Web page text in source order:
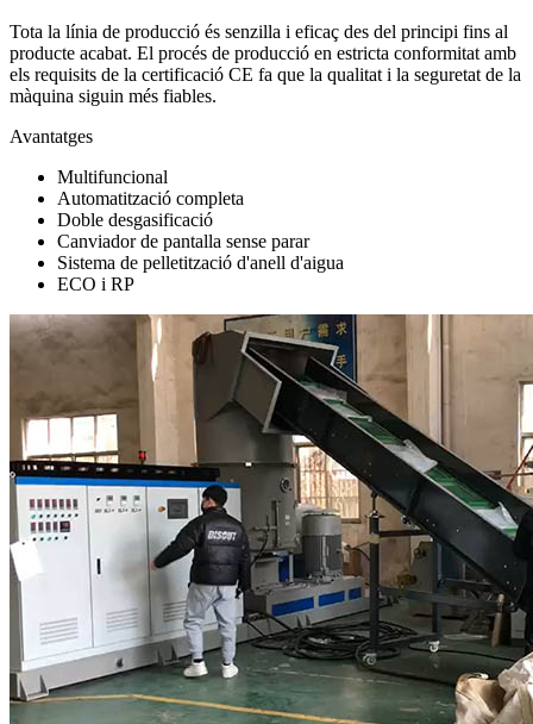
Tota la línia de producció és senzilla i eficaç des del principi fins al
producte acabat. El procés de producció en estricta conformitat amb
els requisits de la certificació CE fa que la qualitat i la seguretat de la
màquina siguin més fiables.
Avantatges
Multifuncional
Automatització completa
Doble desgasificació
Canviador de pantalla sense parar
Sistema de pelletització d'anell d'aigua
ECO i RP